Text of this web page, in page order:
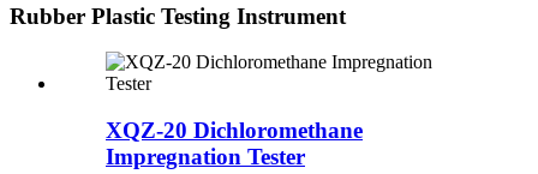
Rubber Plastic Testing Instrument
XQZ-20 Dichloromethane
Impregnation Tester